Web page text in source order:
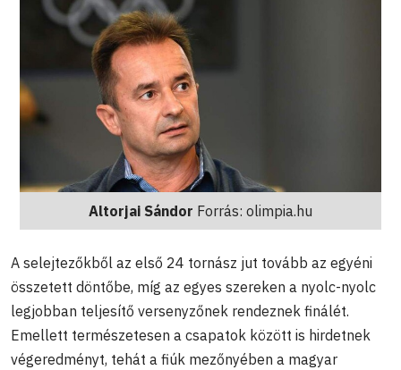
Altorjai Sándor Forrás: olimpia.hu
A selejtezőkből az első 24 tornász jut tovább az egyéni
összetett döntőbe, míg az egyes szereken a nyolc-nyolc
legjobban teljesítő versenyzőnek rendeznek finálét.
Emellett természetesen a csapatok között is hirdetnek
végeredményt, tehát a fiúk mezőnyében a magyar